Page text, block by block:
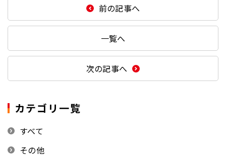
前の記事へ
一覧へ
次の記事へ
カテゴリ一覧
すべて
その他